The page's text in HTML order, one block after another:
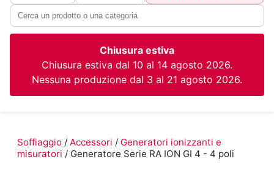
Chiusura estiva
Chiusura estiva dal 10 al 14 agosto 2026.
Nessuna produzione dal 3 al 21 agosto 2026.
Soffiaggio / Accessori / Generatori ionizzanti e
misuratori / Generatore Serie RA ION GI 4 - 4 poli